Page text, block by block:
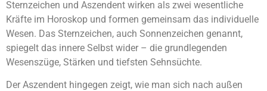
Sternzeichen und Aszendent wirken als zwei wesentliche
Kräfte im Horoskop und formen gemeinsam das individuelle
Wesen. Das Sternzeichen, auch Sonnenzeichen genannt,
spiegelt das innere Selbst wider – die grundlegenden
Wesenszüge, Stärken und tiefsten Sehnsüchte.
Der Aszendent hingegen zeigt, wie man sich nach außen